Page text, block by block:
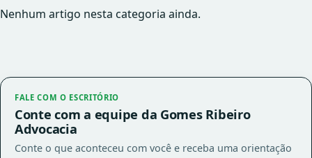
Nenhum artigo nesta categoria ainda.
FALE COM O ESCRITÓRIO
Conte com a equipe da Gomes Ribeiro
Advocacia
Conte o que aconteceu com você e receba uma orientação